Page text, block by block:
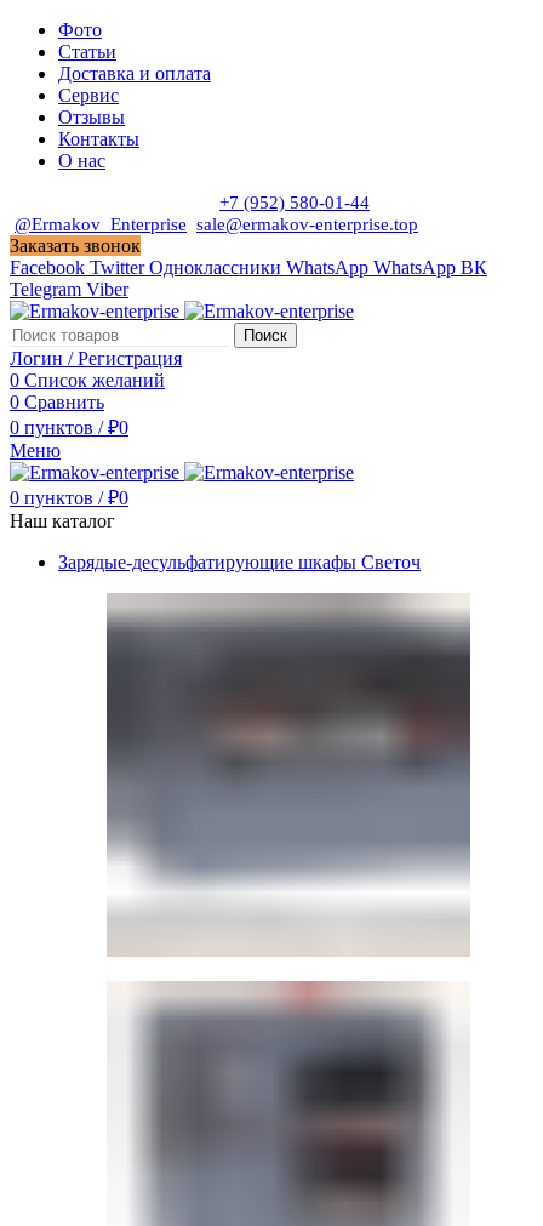
Фото
Статьи
Доставка и оплата
Сервис
Отзывы
Контакты
О нас
+7 (952) 580-01-44
@Ermakov_Enterprise sale@ermakov-enterprise.top
Заказать звонок
Facebook Twitter Одноклассники WhatsApp WhatsApp ВК
Telegram Viber
Поиск
Логин / Регистрация
0 Список желаний
0 Сравнить
0 пунктов / ₽0
Меню
0 пунктов / ₽0
Наш каталог
Зарядые-десульфатирующие шкафы Светоч